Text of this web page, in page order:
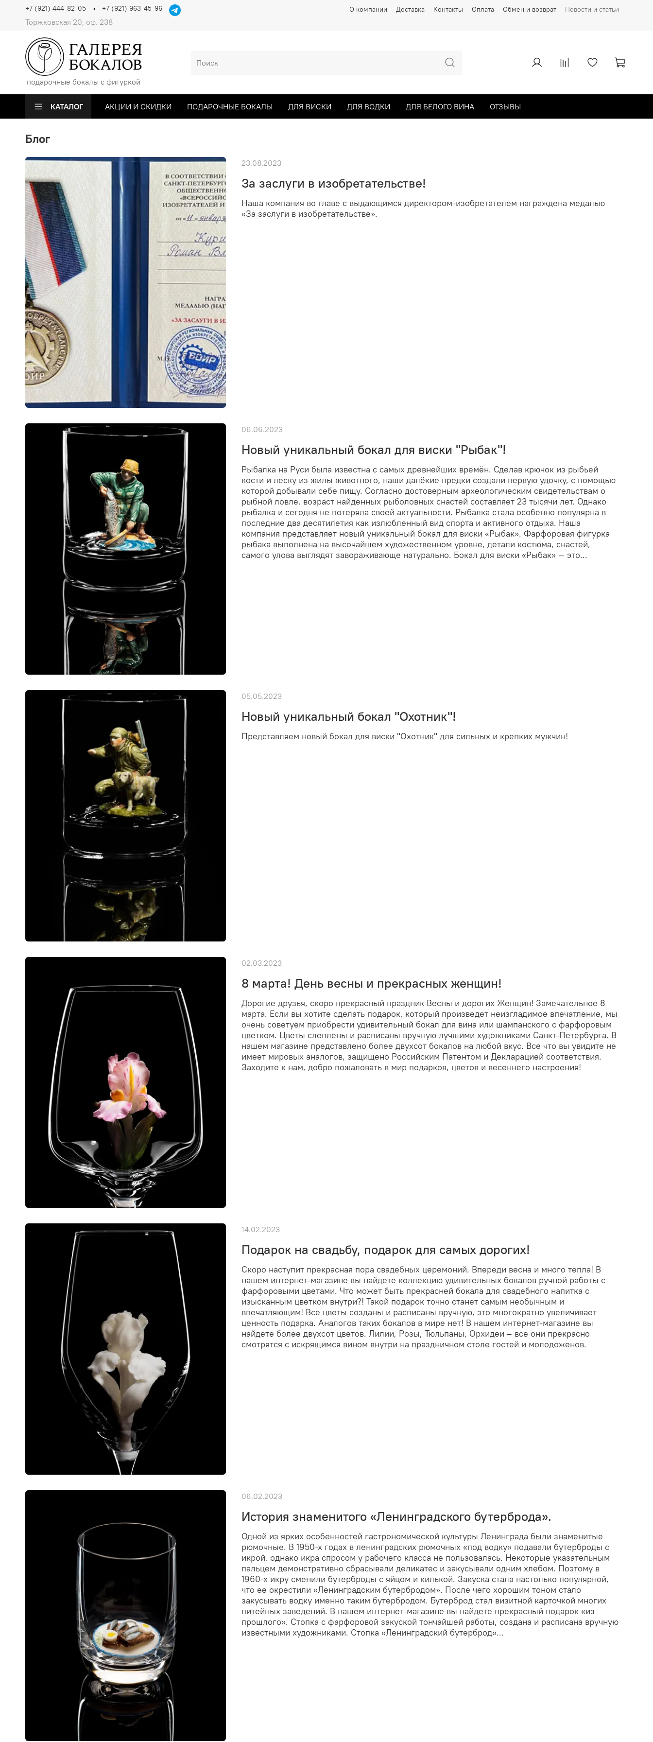
О компании Доставка Контакты Оплата Обмен и возврат Новости и статьи
Торжковская 20, оф. 238
+7 (921) 444-82-05 +7 (921) 963-45-96
подарочные бокалы с фигуркой
КАТАЛОГ АКЦИИ И СКИДКИ ПОДАРОЧНЫЕ БОКАЛЫ ДЛЯ ВИСКИ ДЛЯ ВОДКИ ДЛЯ БЕЛОГО ВИНА ОТЗЫВЫ
Блог
За заслуги в изобретательстве!
Наша компания во главе с выдающимся директором-изобретателем награждена медалью
«За заслуги в изобретательстве».
23.08.2023
Новый уникальный бокал для виски "Рыбак"!
Рыбалка на Руси была известна с самых древнейших времён. Сделав крючок из рыбьей
кости и леску из жилы животного, наши далёкие предки создали первую удочку, с помощью
которой добывали себе пищу. Согласно достоверным археологическим свидетельствам о
рыбной ловле, возраст найденных рыболовных снастей составляет 23 тысячи лет. Однако
рыбалка и сегодня не потеряла своей актуальности. Рыбалка стала особенно популярна в
последние два десятилетия как излюбленный вид спорта и активного отдыха. Наша
компания представляет новый уникальный бокал для виски «Рыбак». Фарфоровая фигурка
рыбака выполнена на высочайшем художественном уровне, детали костюма, снастей,
самого улова выглядят завораживающе натурально. Бокал для виски «Рыбак» — это...
06.06.2023
Новый уникальный бокал "Охотник"!
Представляем новый бокал для виски "Охотник" для сильных и крепких мужчин!
05.05.2023
8 марта! День весны и прекрасных женщин!
Дорогие друзья, скоро прекрасный праздник Весны и дорогих Женщин! Замечательное 8
марта. Если вы хотите сделать подарок, который произведет неизгладимое впечатление, мы
очень советуем приобрести удивительный бокал для вина или шампанского с фарфоровым
цветком. Цветы слеплены и расписаны вручную лучшими художниками Санкт-Петербурга. В
нашем магазине представлено более двухсот бокалов на любой вкус. Все что вы увидите не
имеет мировых аналогов, защищено Российским Патентом и Декларацией соответствия.
Заходите к нам, добро пожаловать в мир подарков, цветов и весеннего настроения!
02.03.2023
Подарок на свадьбу, подарок для самых дорогих!
Скоро наступит прекрасная пора свадебных церемоний. Впереди весна и много тепла! В
нашем интернет-магазине вы найдете коллекцию удивительных бокалов ручной работы с
фарфоровыми цветами. Что может быть прекрасней бокала для свадебного напитка с
изысканным цветком внутри?! Такой подарок точно станет самым необычным и
впечатляющим! Все цветы созданы и расписаны вручную, это многократно увеличивает
ценность подарка. Аналогов таких бокалов в мире нет! В нашем интернет-магазине вы
найдете более двухсот цветов. Лилии, Розы, Тюльпаны, Орхидеи – все они прекрасно
смотрятся с искрящимся вином внутри на праздничном столе гостей и молодоженов.
14.02.2023
История знаменитого «Ленинградского бутерброда».
Одной из ярких особенностей гастрономической культуры Ленинграда были знаменитые
рюмочные. В 1950-х годах в ленинградских рюмочных «под водку» подавали бутерброды с
икрой, однако икра спросом у рабочего класса не пользовалась. Некоторые указательным
пальцем демонстративно сбрасывали деликатес и закусывали одним хлебом. Поэтому в
1960-х икру сменили бутерброды с яйцом и килькой. Закуска стала настолько популярной,
что ее окрестили «Ленинградским бутербродом». После чего хорошим тоном стало
закусывать водку именно таким бутербродом. Бутерброд стал визитной карточкой многих
питейных заведений. В нашем интернет-магазине вы найдете прекрасный подарок «из
прошлого». Стопка с фарфоровой закуской тончайшей работы, создана и расписана вручную
известными художниками. Стопка «Ленинградский бутерброд»...
06.02.2023